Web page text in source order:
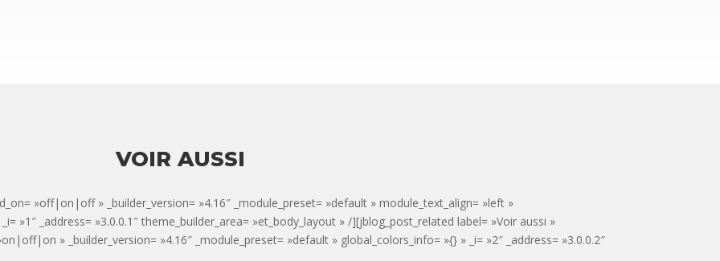
VOIR AUSSI
»off|on|off » _builder_version= »4.16″ _module_preset= »default » module_text_align= »left »
»1″ _address= »3.0.0.1″ theme_builder_area= »et_body_layout » /][jblog_post_related label= »Voir aussi »
» _builder_version= »4.16″ _module_preset= »default » global_colors_info= »{} » _i= »2″ _address= »3.0.0.2″